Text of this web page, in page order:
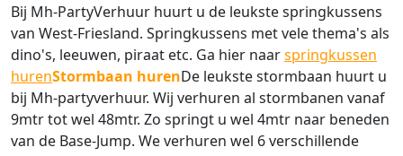
Bij Mh-PartyVerhuur huurt u de leukste springkussens
van West-Friesland. Springkussens met vele thema's als
dino's, leeuwen, piraat etc. Ga hier naarspringkussen
hurenStormbaan hurenDe leukste stormbaan huurt u
bij Mh-partyverhuur. Wij verhuren al stormbanen vanaf
9mtr tot wel 48mtr. Zo springt u wel 4mtr naar beneden
van de Base-Jump. We verhuren wel 6 verschillende